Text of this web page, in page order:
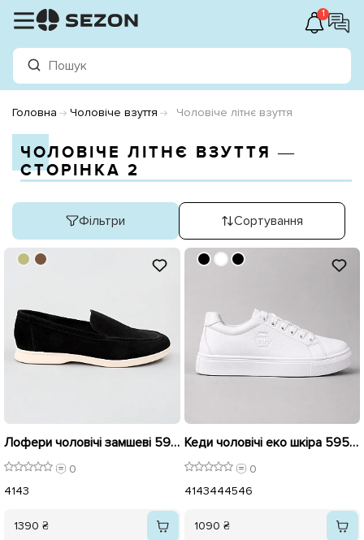
1
Головна Чоловіче взуття Чоловіче літнє взуття
ЧОЛОВІЧЕ ЛІТНЄ ВЗУТТЯ ―
СТОРІНКА 2
Фільтри Сортування
Лофери чоловічі замшеві 596173 Чорні
0
4143
1390 ₴
Кеди чоловічі еко шкіра 595766 Білі
0
4143444546
1090 ₴